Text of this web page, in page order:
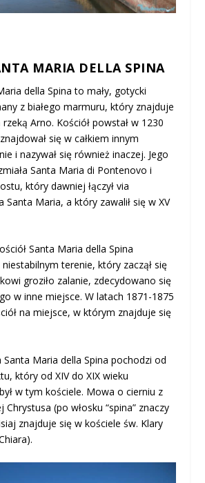
MARIA DELLA SPINA
della Spina to mały, gotycki
z białego marmuru, który znajduje
Arno. Kościół powstał w 1230
się w całkiem innym
i nazywał się również inaczej. Jego
Santa Maria di Pontenovo i
który dawniej łączył via
Santa Maria, a który zawalił się w XV
Santa Maria della Spina
niestabilnym terenie, który zaczął się
groziło zalanie, zdecydowano się
w inne miejsce. W latach 1871-1875
na miejsce, w którym znajduje się
Santa Maria della Spina pochodzi od
który od XIV do XIX wieku
w tym kościele. Mowa o cierniu z
(po włosku “spina” znaczy
znajduje się w kościele św. Klary